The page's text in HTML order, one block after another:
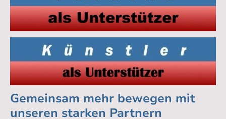
Gemeinsam mehr bewegen mit
unseren starken Partnern